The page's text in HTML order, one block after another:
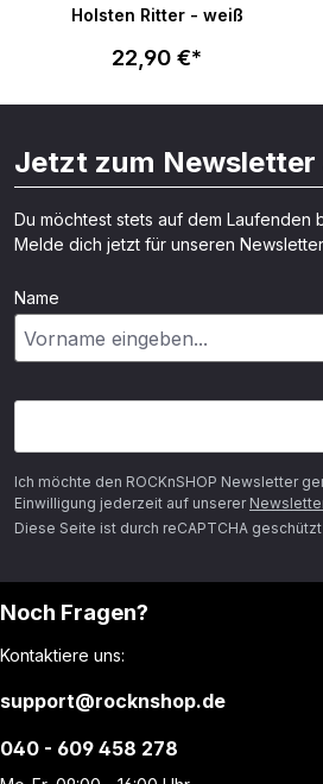
Holsten Ritter - weiß
22,90 €*
Jetzt zum Newsletter
Du möchtest stets auf dem Laufenden
Melde dich jetzt für unseren
Name
Ich möchte den ROCKnSHOP Newsletter
Einwilligung jederzeit auf unserer
Diese Seite ist durch reCAPTCHA
Noch Fragen?
Kontaktiere uns:
support@rocknshop.de
040 - 609 458 278